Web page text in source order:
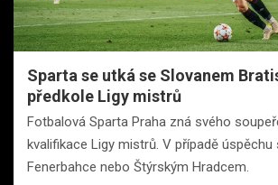
Sparta se utká se Slovanem
předkole Ligy mistrů
Fotbalová Sparta Praha zná svého
kvalifikace Ligy mistrů. V případě
Fenerbahce nebo Štýrským Hradcem.